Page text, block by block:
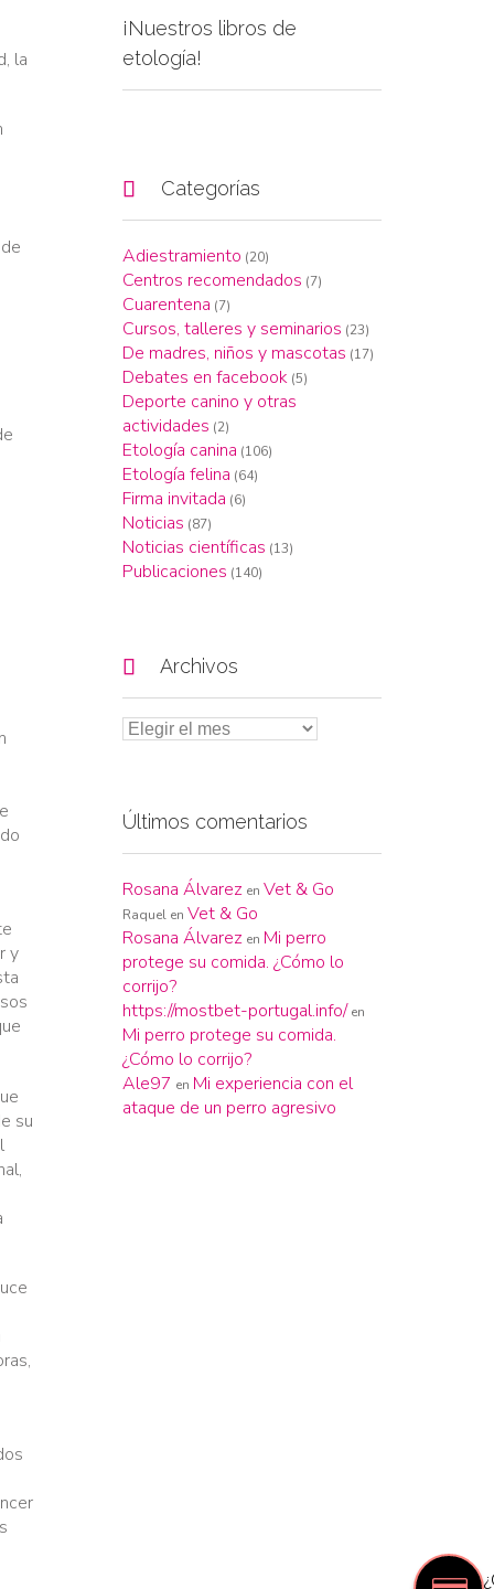
la
y
su
¡Nuestros libros de
etología!
 Categorías
Adiestramiento (20)
Centros recomendados (7)
Cuarentena (7)
Cursos, talleres y seminarios (23)
De madres, niños y mascotas (17)
Debates en facebook (5)
Deporte canino y otras
actividades (2)
Etología canina (106)
Etología felina (64)
Firma invitada (6)
Noticias (87)
Noticias científicas (13)
Publicaciones (140)
 Archivos
Últimos comentarios
Rosana Álvarez en Vet & Go
Raquel en Vet & Go
Rosana Álvarez en Mi perro
protege su comida. ¿Cómo lo
corrijo?
https://mostbet-portugal.info/ en
Mi perro protege su comida.
¿Cómo lo corrijo?
Ale97 en Mi experiencia con el
ataque de un perro agresivo